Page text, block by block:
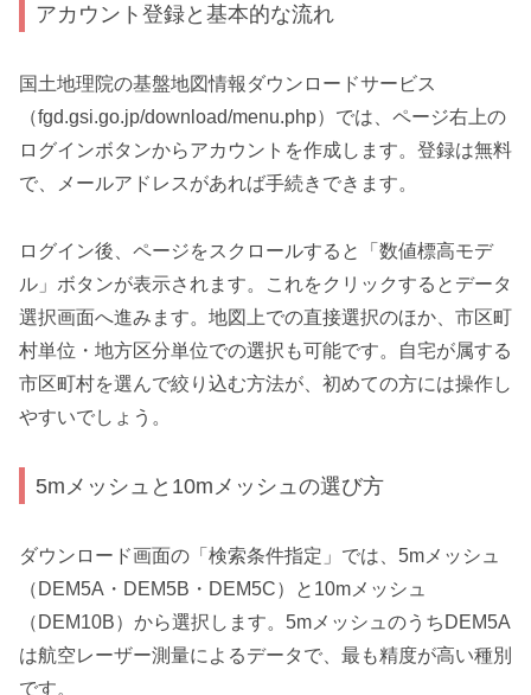
アカウント登録と基本的な流れ
国土地理院の基盤地図情報ダウンロードサービス
（fgd.gsi.go.jp/download/menu.php）では、ページ右上の
ログインボタンからアカウントを作成します。登録は無料
で、メールアドレスがあれば手続きできます。
ログイン後、ページをスクロールすると「数値標高モデ
ル」ボタンが表示されます。これをクリックするとデータ
選択画面へ進みます。地図上での直接選択のほか、市区町
村単位・地方区分単位での選択も可能です。自宅が属する
市区町村を選んで絞り込む方法が、初めての方には操作し
やすいでしょう。
5mメッシュと10mメッシュの選び方
ダウンロード画面の「検索条件指定」では、5mメッシュ
（DEM5A・DEM5B・DEM5C）と10mメッシュ
（DEM10B）から選択します。5mメッシュのうちDEM5A
は航空レーザー測量によるデータで、最も精度が高い種別
です。